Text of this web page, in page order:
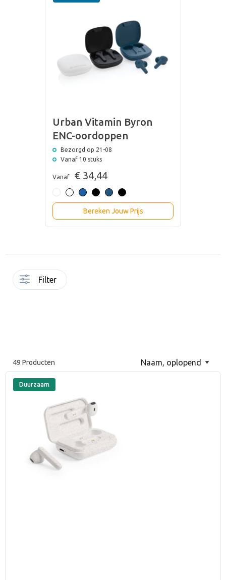
Urban Vitamin Byron
ENC-oordoppen
Bezorgd op 21-08
Vanaf 10 stuks
Vanaf € 34,44
Bereken Jouw Prijs
Filter
49 Producten
Duurzaam